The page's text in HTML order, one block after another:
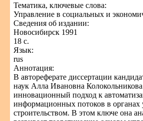
Тематика, ключевые слова:
Управление в социальных и
Сведения об издании:
Новосибирск 1991
18 с.
Язык:
rus
Аннотация:
В автореферате диссертации
наук Алла Ивановна
инновационный подход к
информационных потоков в органах
строительством. В этом ключе она